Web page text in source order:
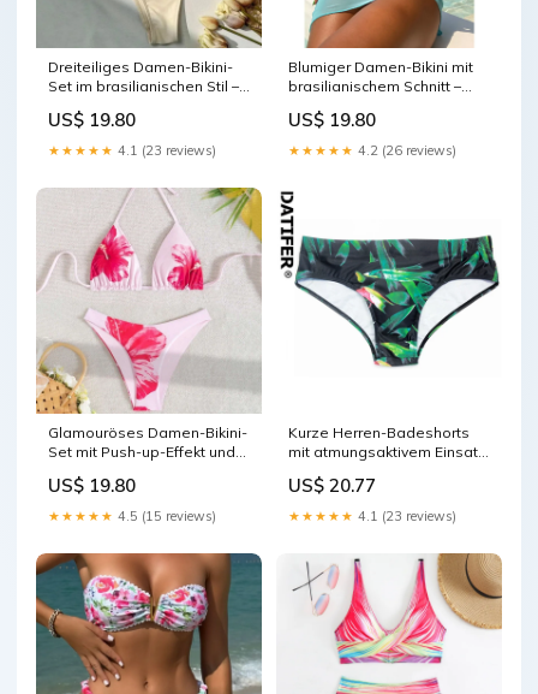
Dreiteiliges Damen-Bikini-
Set im brasilianischen Stil –
_Hi_chtgptapp_optimised_this_title-
generator
US$ 19.80
★★★★★ 4.1 (23 reviews)
Blumiger Damen-Bikini mit
brasilianischem Schnitt –
Size:S
US$ 19.80
★★★★★ 4.2 (26 reviews)
Glamouröses Damen-Bikini-
Set mit Push-up-Effekt und
perfekt für den Strand oder
Pool Kinder
US$ 19.80
★★★★★ 4.5 (15 reviews)
Kurze Herren-Badeshorts
mit atmungsaktivem Einsatz
und Schwimmen
Color:American Flag
US$ 20.77
★★★★★ 4.1 (23 reviews)